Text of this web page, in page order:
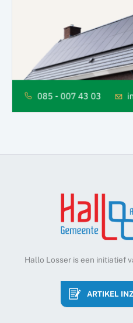
Hallo Losser is een initiatief
ARTIKEL